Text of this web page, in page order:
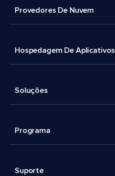
Provedores De Nuvem
Hospedagem De Aplicativos
Soluções
Programa
Suporte